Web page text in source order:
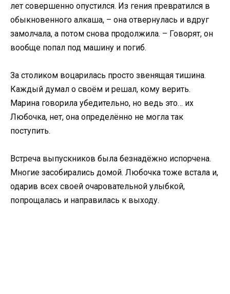
лет совершенно опустился. Из гения превратился в
обыкновенного алкаша, – она отвернулась и вдруг
замолчала, а потом снова продолжила. – Говорят, он
вообще попал под машину и погиб.
За столиком воцарилась просто звенящая тишина.
Каждый думал о своём и решал, кому верить.
Марина говорила убедительно, но ведь это… их
Любочка, нет, она определённо не могла так
поступить.
Встреча выпускников была безнадёжно испорчена.
Многие засобирались домой. Любочка тоже встала и,
одарив всех своей очаровательной улыбкой,
попрощалась и направилась к выходу.